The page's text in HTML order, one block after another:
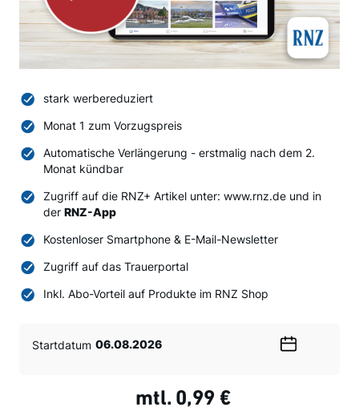
stark werbereduziert
Monat 1 zum Vorzugspreis
Automatische Verlängerung - erstmalig nach dem 2.
Monat kündbar
Zugriff auf die RNZ+ Artikel unter: www.rnz.de und in
der RNZ-App
Kostenloser Smartphone & E-Mail-Newsletter
Zugriff auf das Trauerportal
Inkl. Abo-Vorteil auf Produkte im RNZ Shop
Startdatum
mtl. 0,99 €